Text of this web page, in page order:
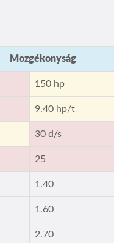
Mozgékonyság
150 hp
9.40 hp/t
30 d/s
25
1.40
1.60
2.70